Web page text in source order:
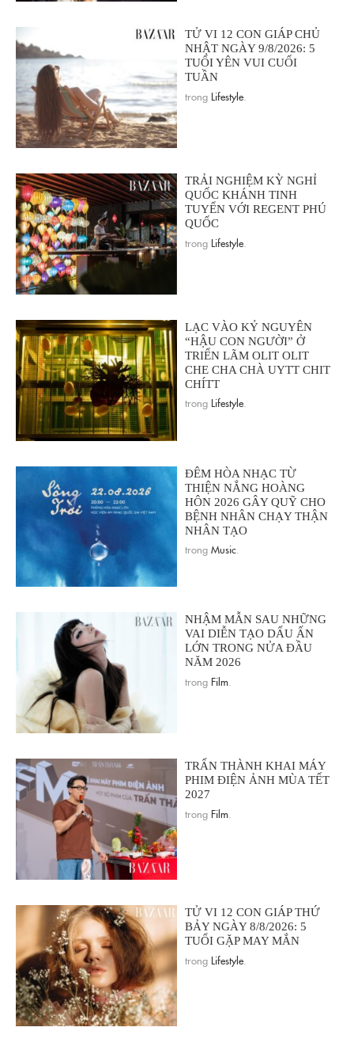
TỬ VI 12 CON GIÁP CHỦ
NHẬT NGÀY 9/8/2026: 5
TUỔI YÊN VUI CUỐI
TUẦN
trong Lifestyle
TRẢI NGHIỆM KỲ NGHỈ
QUỐC KHÁNH TINH
TUYỂN VỚI REGENT PHÚ
QUỐC
trong Lifestyle
LẠC VÀO KỶ NGUYÊN
“HẬU CON NGƯỜI” Ở
TRIỂN LÃM OLIT OLIT
CHE CHA CHÀ UYTT CHIT
CHÍTT
trong Lifestyle
ĐÊM HÒA NHẠC TỪ
THIỆN NẮNG HOÀNG
HÔN 2026 GÂY QUỸ CHO
BỆNH NHÂN CHẠY THẬN
NHÂN TẠO
trong Music
NHẬM MẪN SAU NHỮNG
VAI DIỄN TẠO DẤU ẤN
LỚN TRONG NỬA ĐẦU
NĂM 2026
trong Film
TRẤN THÀNH KHAI MÁY
PHIM ĐIỆN ẢNH MÙA TẾT
2027
trong Film
TỬ VI 12 CON GIÁP THỨ
BẢY NGÀY 8/8/2026: 5
TUỔI GẶP MAY MẮN
trong Lifestyle